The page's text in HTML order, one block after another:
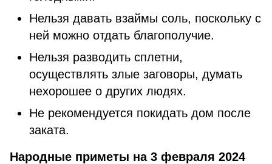
Нельзя давать взаймы соль, поскольку с
ней можно отдать благополучие.
Нельзя разводить сплетни,
осуществлять злые заговоры, думать
нехорошее о других людях.
Не рекомендуется покидать дом после
заката.
Народные приметы на 3 февраля 2024